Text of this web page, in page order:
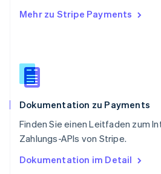
Mehr zu Stripe Payments
Dokumentation zu Payments
Finden Sie einen Leitfaden zum
Zahlungs-APIs von Stripe.
Dokumentation im Detail
Slowenien
English
Spanien
Thailand
Tschechische Republik
English
English